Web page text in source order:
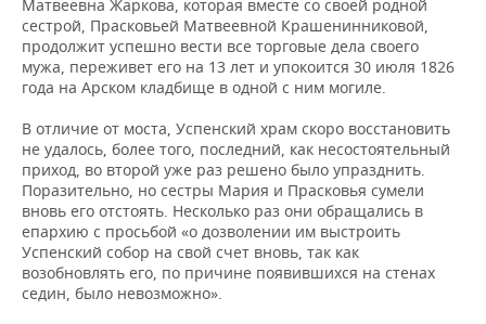
Матвеевна Жаркова, которая вместе со своей родной
сестрой, Прасковьей Матвеевной Крашенинниковой,
продолжит успешно вести все торговые дела своего
мужа, переживет его на 13 лет и упокоится 30 июля 1826
года на Арском кладбище в одной с ним могиле.
В отличие от моста, Успенский храм скоро восстановить
не удалось, более того, последний, как несостоятельный
приход, во второй уже раз решено было упразднить.
Поразительно, но сестры Мария и Прасковья сумели
вновь его отстоять. Несколько раз они обращались в
епархию с просьбой «о дозволении им выстроить
Успенский собор на свой счет вновь, так как
возобновлять его, по причине появившихся на стенах
седин, было невозможно».